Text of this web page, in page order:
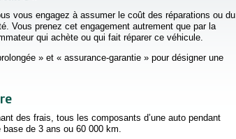
vous engagez à assumer le coût des réparations ou du
Vous prenez cet engagement autrement que par la
qui achète ou qui fait réparer ce véhicule.
» et « assurance-garantie » pour désigner une
des frais, tous les composants d’une auto pendant
de 3 ans ou 60 000 km.